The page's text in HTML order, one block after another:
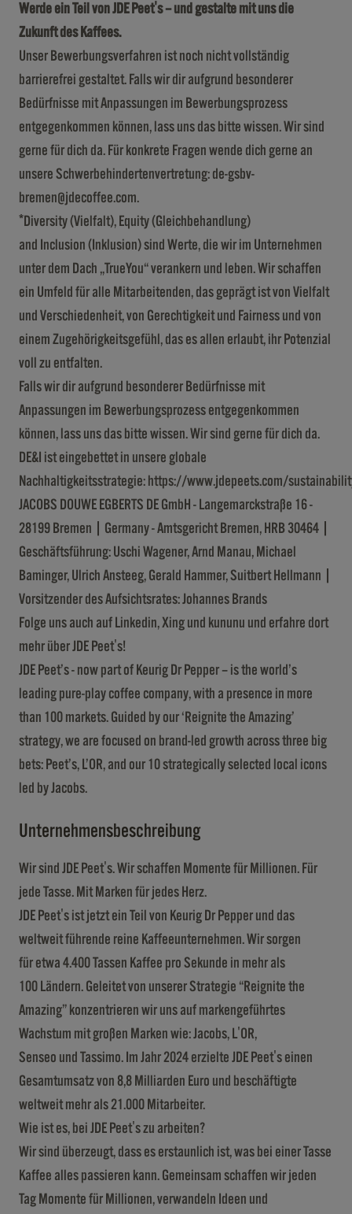
Werde ein Teil von JDE Peet's – und gestalte mit uns die
Zukunft des Kaffees.
Unser Bewerbungsverfahren ist noch nicht vollständig
barrierefrei gestaltet. Falls wir dir aufgrund besonderer
Bedürfnisse mit Anpassungen im Bewerbungsprozess
entgegenkommen können, lass uns das bitte wissen. Wir sind
gerne für dich da. Für konkrete Fragen wende dich gerne an
unsere Schwerbehindertenvertretung: de-gsbv-
bremen@jdecoffee.com.
*Diversity (Vielfalt), Equity (Gleichbehandlung)
and Inclusion (Inklusion) sind Werte, die wir im Unternehmen
unter dem Dach „TrueYou“ verankern und leben. Wir schaffen
ein Umfeld für alle Mitarbeitenden, das geprägt ist von Vielfalt
und Verschiedenheit, von Gerechtigkeit und Fairness und von
einem Zugehörigkeitsgefühl, das es allen erlaubt, ihr Potenzial
voll zu entfalten.
Falls wir dir aufgrund besonderer Bedürfnisse mit
Anpassungen im Bewerbungsprozess entgegenkommen
können, lass uns das bitte wissen. Wir sind gerne für dich da.
DE&I ist eingebettet in unsere globale
Nachhaltigkeitsstrategie: https://www.jdepeets.com/
JACOBS DOUWE EGBERTS DE GmbH - Langemarckstraße 16 -
28199 Bremen | Germany - Amtsgericht Bremen, HRB 30464 |
Geschäftsführung: Uschi Wagener, Arnd Manau, Michael
Baminger, Ulrich Ansteeg, Gerald Hammer, Suitbert Hellmann |
Vorsitzender des Aufsichtsrates: Johannes Brands
Folge uns auch auf Linkedin,Xing und kununu und erfahre dort
mehr über JDE Peet's!
JDE Peet’s - now part of Keurig Dr Pepper – is the world’s
leading pure-play coffee company, with a presence in more
than 100 markets. Guided by our ‘Reignite the Amazing’
strategy, we are focused on brand-led growth across three big
bets: Peet’s, L’OR, and our 10 strategically selected local icons
led by Jacobs.
Unternehmensbeschreibung
Wir sind JDE Peet's. Wir schaffen Momente für Millionen. Für
jede Tasse. Mit Marken für jedes Herz.
JDE Peet's ist jetzt ein Teil von Keurig Dr Pepper und das
weltweit führende reine Kaffeeunternehmen. Wir sorgen
für etwa 4.400 Tassen Kaffee pro Sekunde in mehr als
100 Ländern. Geleitet von unserer Strategie “Reignite the
Amazing” konzentrieren wir uns auf markengeführtes
Wachstum mit großen Marken wie: Jacobs, L'OR,
Senseo und Tassimo. Im Jahr 2024 erzielte JDE Peet's einen
Gesamtumsatz von 8,8 Milliarden Euro und beschäftigte
weltweit mehr als 21.000 Mitarbeiter.
Wie ist es, bei JDE Peet's zu arbeiten?
Wir sind überzeugt, dass es erstaunlich ist, was bei einer Tasse
Kaffee alles passieren kann. Gemeinsam schaffen wir jeden
Tag Momente für Millionen, verwandeln Ideen und